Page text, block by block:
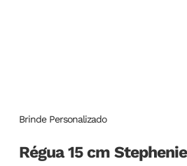
Brinde Personalizado
Régua 15 cm